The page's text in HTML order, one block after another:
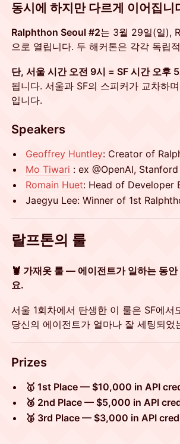
동시에 하지만 다르게 이어집니
Ralphthon Seoul #2는 3월 29일(일),
으로 열립니다. 두 해커톤은 각각 독립
단, 서울 시간 오전 9시 = SF 시간 오후
됩니다. 서울과 SF의 스피커가 교차하
입니다.
Speakers
Geoffrey Huntley: Creator of
Mo Tiwari : ex @OpenAI, Stanford
Romain Huet: Head of Developer
Jaegyu Lee: Winner of 1st
랄프톤의 룰
🦞 가재옷 룰 — 에이전트가 일하는 동
요.
서울 1회차에서 탄생한 이 룰은 SF에
당신의 에이전트가 얼마나 잘 세팅되었
​Prizes
🥇 1st Place — $10,000 in API
🥈 2nd Place — $5,000 in API
🥉 3rd Place — $3,000 in API